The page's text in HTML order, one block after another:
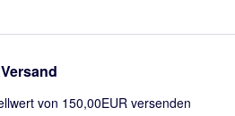
von 150,00EUR versenden